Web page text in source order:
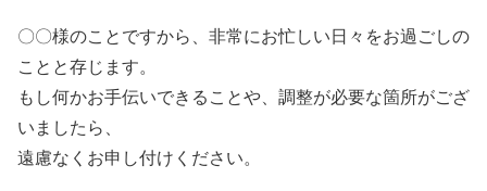
〇〇様のことですから、非常にお忙しい日々をお過ごしの
ことと存じます。
もし何かお手伝いできることや、調整が必要な箇所がござ
いましたら、
遠慮なくお申し付けください。